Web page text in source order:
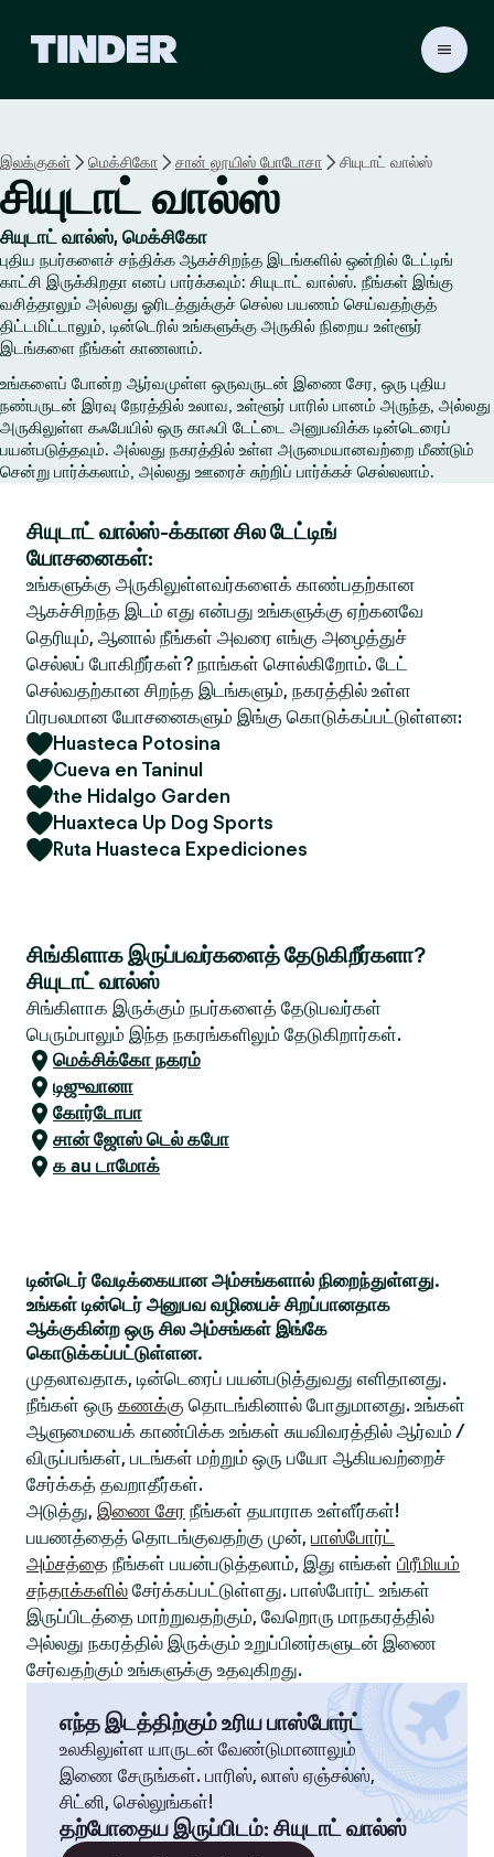
ம்
இலக்குகள் மெக்சிகோ சான் லூயிஸ் போடோசா சியுடாட் வால்ஸ்
சியுடாட் வால்ஸ்
சியுடாட் வால்ஸ், மெக்சிகோ
புதிய நபர்களைச் சந்திக்க ஆகச்சிறந்த இடங்களில் ஒன்றில் டேட்டிங்
காட்சி இருக்கிறதா எனப் பார்க்கவும்: சியுடாட் வால்ஸ். நீங்கள் இங்கு
வசித்தாலும் அல்லது ஓரிடத்துக்குச் செல்ல பயணம் செய்வதற்குத்
திட்டமிட்டாலும், டின்டெரில் உங்களுக்கு அருகில் நிறைய உள்ளூர்
இடங்களை நீங்கள் காணலாம்.
உங்களைப் போன்ற ஆர்வமுள்ள ஒருவருடன் இணை சேர, ஒரு புதிய
நண்பருடன் இரவு நேரத்தில் உலாவ, உள்ளூர் பாரில் பானம் அருந்த, அல்லது
அருகிலுள்ள கஃபேயில் ஒரு காஃபி டேட்டை அனுபவிக்க டின்டெரைப்
பயன்படுத்தவும். அல்லது நகரத்தில் உள்ள அருமையானவற்றை மீண்டும்
சென்று பார்க்கலாம், அல்லது ஊரைச் சுற்றிப் பார்க்கச் செல்லலாம்.
சியுடாட் வால்ஸ்-க்கான சில டேட்டிங்
யோசனைகள்:
உங்களுக்கு அருகிலுள்ளவர்களைக் காண்பதற்கான
ஆகச்சிறந்த இடம் எது என்பது உங்களுக்கு ஏற்கனவே
தெரியும், ஆனால் நீங்கள் அவரை எங்கு அழைத்துச்
செல்லப் போகிறீர்கள்? நாங்கள் சொல்கிறோம். டேட்
செல்வதற்கான சிறந்த இடங்களும், நகரத்தில் உள்ள
பிரபலமான யோசனைகளும் இங்கு கொடுக்கப்பட்டுள்ளன:
Huasteca Potosina
Cueva en Taninul
the Hidalgo Garden
Huaxteca Up Dog Sports
Ruta Huasteca Expediciones
சிங்கிளாக இருப்பவர்களைத் தேடுகிறீர்களா?
சியுடாட் வால்ஸ்
சிங்கிளாக இருக்கும் நபர்களைத் தேடுபவர்கள்
பெரும்பாலும் இந்த நகரங்களிலும் தேடுகிறார்கள்.
மெக்சிக்கோ நகரம்
டிஜுவானா
கோர்டோபா
சான் ஜோஸ் டெல் கபோ
க au டாமோக்
டின்டெர் வேடிக்கையான அம்சங்களால் நிறைந்துள்ளது.
உங்கள் டின்டெர் அனுபவ வழியைச் சிறப்பானதாக
ஆக்குகின்ற ஒரு சில அம்சங்கள் இங்கே
கொடுக்கப்பட்டுள்ளன.
முதலாவதாக, டின்டெரைப் பயன்படுத்துவது எளிதானது.
நீங்கள் ஒரு கணக்கு தொடங்கினால் போதுமானது. உங்கள்
ஆளுமையைக் காண்பிக்க உங்கள் சுயவிவரத்தில் ஆர்வம் /
விருப்பங்கள், படங்கள் மற்றும் ஒரு பயோ ஆகியவற்றைச்
சேர்க்கத் தவறாதீர்கள்.
அடுத்து, இணை சேர நீங்கள் தயாராக உள்ளீர்கள்!
பயணத்தைத் தொடங்குவதற்கு முன், பாஸ்போர்ட்
அம்சத்தை நீங்கள் பயன்படுத்தலாம், இது எங்கள் பிரீமியம்
சந்தாக்களில் சேர்க்கப்பட்டுள்ளது. பாஸ்போர்ட் உங்கள்
இருப்பிடத்தை மாற்றுவதற்கும், வேறொரு மாநகரத்தில்
அல்லது நகரத்தில் இருக்கும் உறுப்பினர்களுடன் இணை
சேர்வதற்கும் உங்களுக்கு உதவுகிறது.
எந்த இடத்திற்கும் உரிய பாஸ்போர்ட்
உலகிலுள்ள யாருடன் வேண்டுமானாலும்
இணை சேருங்கள். பாரிஸ், லாஸ் ஏஞ்சல்ஸ்,
சிட்னி, செல்லுங்கள்!
தற்போதைய இருப்பிடம்: சியுடாட் வால்ஸ்